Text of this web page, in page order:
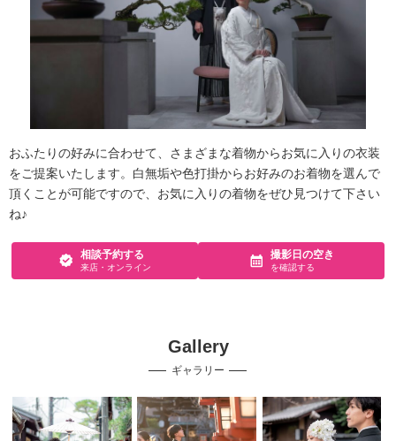
おふたりの好みに合わせて、さまざまな着物からお気に入りの衣装
をご提案いたします。白無垢や色打掛からお好みのお着物を選んで
頂くことが可能ですので、お気に入りの着物をぜひ見つけて下さい
ね♪
相談予約する
来店・オンライン
撮影日の空き
を確認する
Gallery
ギャラリー